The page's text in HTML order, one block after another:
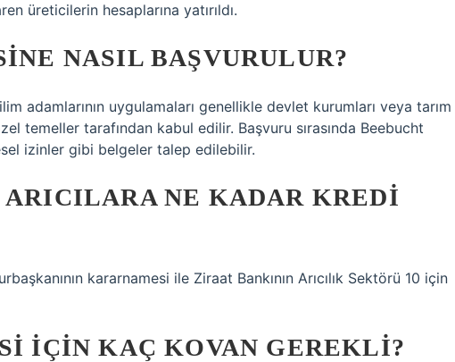
üreticilerin hesaplarına yatırıldı.
NASIL BAŞVURULUR?
adamlarının uygulamaları genellikle devlet kurumları veya tarım
temeller tarafından kabul edilir. Başvuru sırasında Beebucht
izinler gibi belgeler talep edilebilir.
NE KADAR KREDI
kararnamesi ile Ziraat Bankının Arıcılık Sektörü 10 için
IÇIN KAÇ KOVAN GEREKLI?